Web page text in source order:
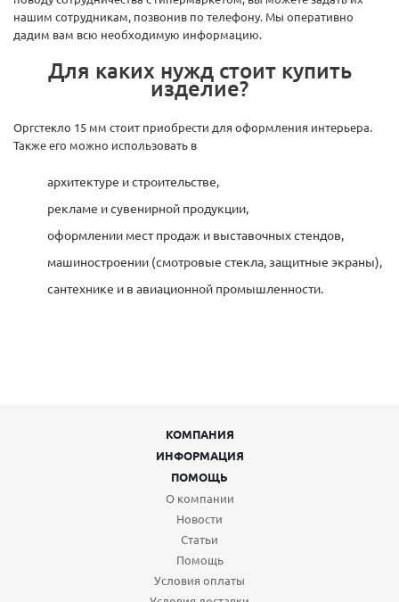
нашим сотрудникам, позвонив по телефону. Мы оперативно
дадим вам всю необходимую информацию.
Для каких нужд стоит купить
изделие?
Оргстекло 15 мм стоит приобрести для оформления интерьера.
Также его можно использовать в
архитектуре и строительстве,
рекламе и сувенирной продукции,
оформлении мест продаж и выставочных стендов,
машиностроении (смотровые стекла, защитные экраны),
сантехнике и в авиационной промышленности.
КОМПАНИЯ
ИНФОРМАЦИЯ
ПОМОЩЬ
О компании
Новости
Статьи
Помощь
Условия оплаты